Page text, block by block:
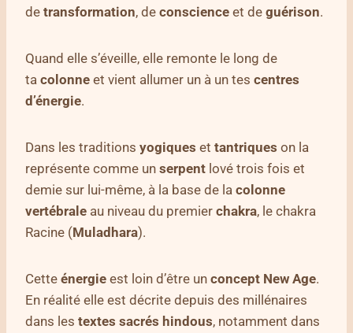
de transformation, de conscience et de guérison.
Quand elle s’éveille, elle remonte le long de
ta colonne et vient allumer un à un tes centres
d’énergie.
Dans les traditions yogiques et tantriques on la
représente comme un serpent lové trois fois et
demie sur lui-même, à la base de la colonne
vertébrale au niveau du premier chakra, le chakra
Racine (Muladhara).
Cette énergie est loin d’être un concept New Age.
En réalité elle est décrite depuis des millénaires
dans les textes sacrés hindous, notamment dans